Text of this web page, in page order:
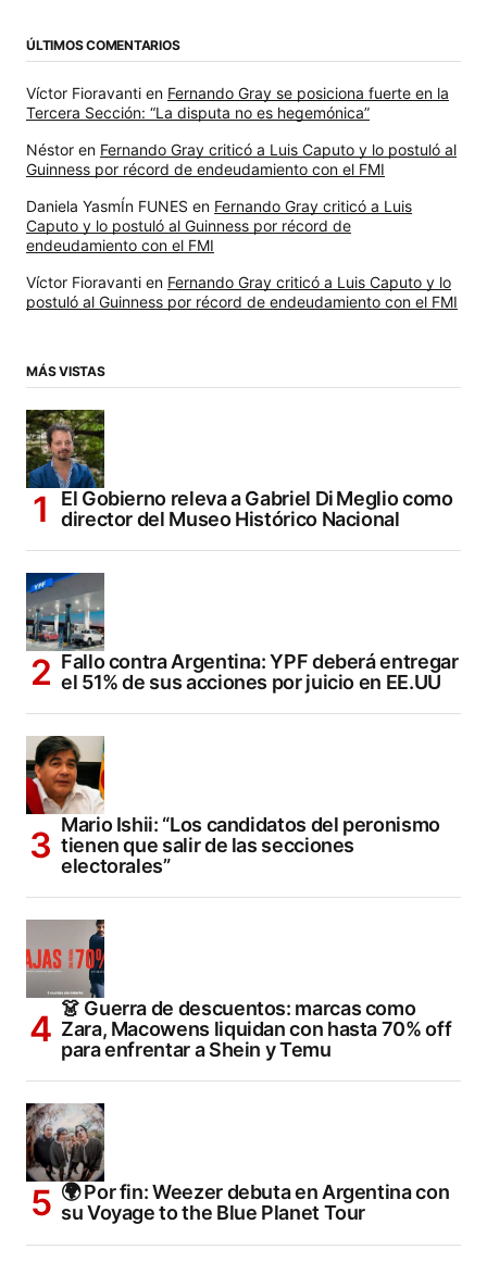
ÚLTIMOS COMENTARIOS
Víctor Fioravanti en Fernando Gray se posiciona fuerte en la
Tercera Sección: “La disputa no es hegemónica”
Néstor en Fernando Gray criticó a Luis Caputo y lo postuló al
Guinness por récord de endeudamiento con el FMI
Daniela YasmÍn FUNES en Fernando Gray criticó a Luis
Caputo y lo postuló al Guinness por récord de
endeudamiento con el FMI
Víctor Fioravanti en Fernando Gray criticó a Luis Caputo y lo
postuló al Guinness por récord de endeudamiento con el FMI
MÁS VISTAS
El Gobierno releva a Gabriel Di Meglio como
director del Museo Histórico Nacional
Fallo contra Argentina: YPF deberá entregar
el 51% de sus acciones por juicio en EE.UU
Mario Ishii: “Los candidatos del peronismo
tienen que salir de las secciones
electorales”
👗 Guerra de descuentos: marcas como
Zara, Macowens liquidan con hasta 70% off
para enfrentar a Shein y Temu
🌍 Por fin: Weezer debuta en Argentina con
su Voyage to the Blue Planet Tour